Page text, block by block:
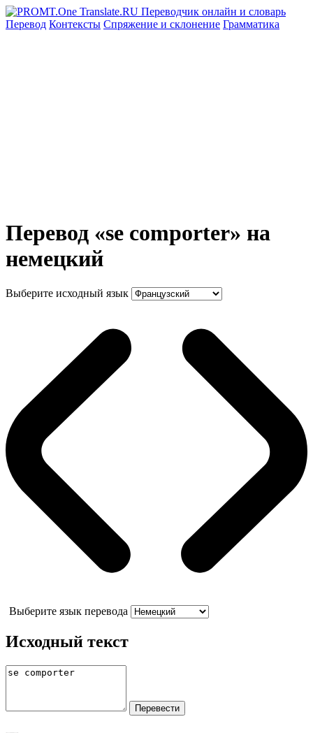
Перевод Контексты Спряжение и склонение Грамматика
Перевод «se comporter» на
немецкий
Выберите исходный язык
Выберите язык перевода
Исходный текст